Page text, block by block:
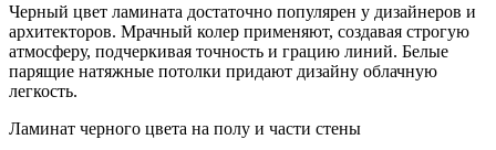
Черный цвет ламината достаточно популярен у дизайнеров и
архитекторов. Мрачный колер применяют, создавая строгую
атмосферу, подчеркивая точность и грацию линий. Белые
парящие натяжные потолки придают дизайну облачную
легкость.
Ламинат черного цвета на полу и части стены